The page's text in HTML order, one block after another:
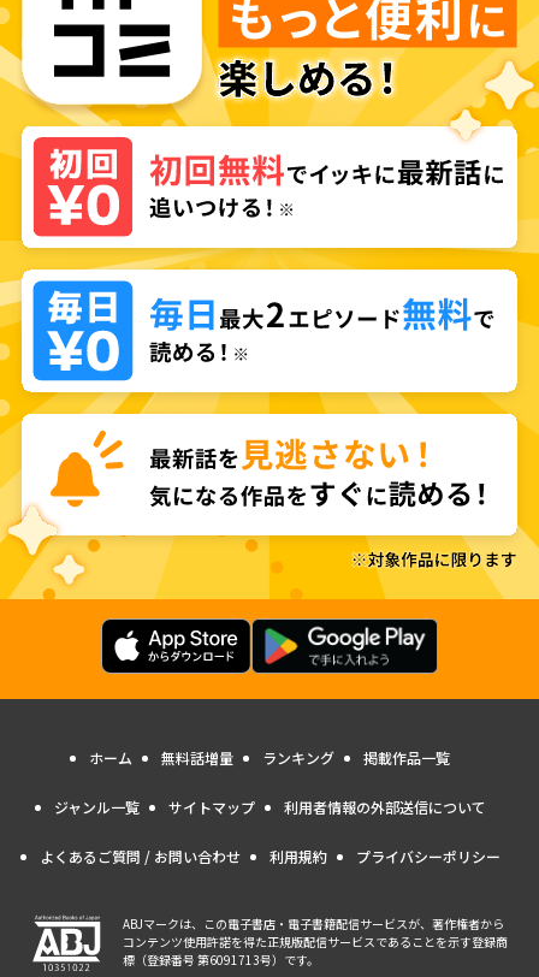
ホーム 無料話増量 ランキング 掲載作品一覧
ジャンル一覧 サイトマップ 利用者情報の外部送信について
よくあるご質問 / お問い合わせ 利用規約 プライバシーポリシー
ABJマークは、この電子書店・電子書籍配信サービスが、著作権者から
コンテンツ使用許諾を得た正規版配信サービスであることを示す登録商
標（登録番号 第6091713号）です。